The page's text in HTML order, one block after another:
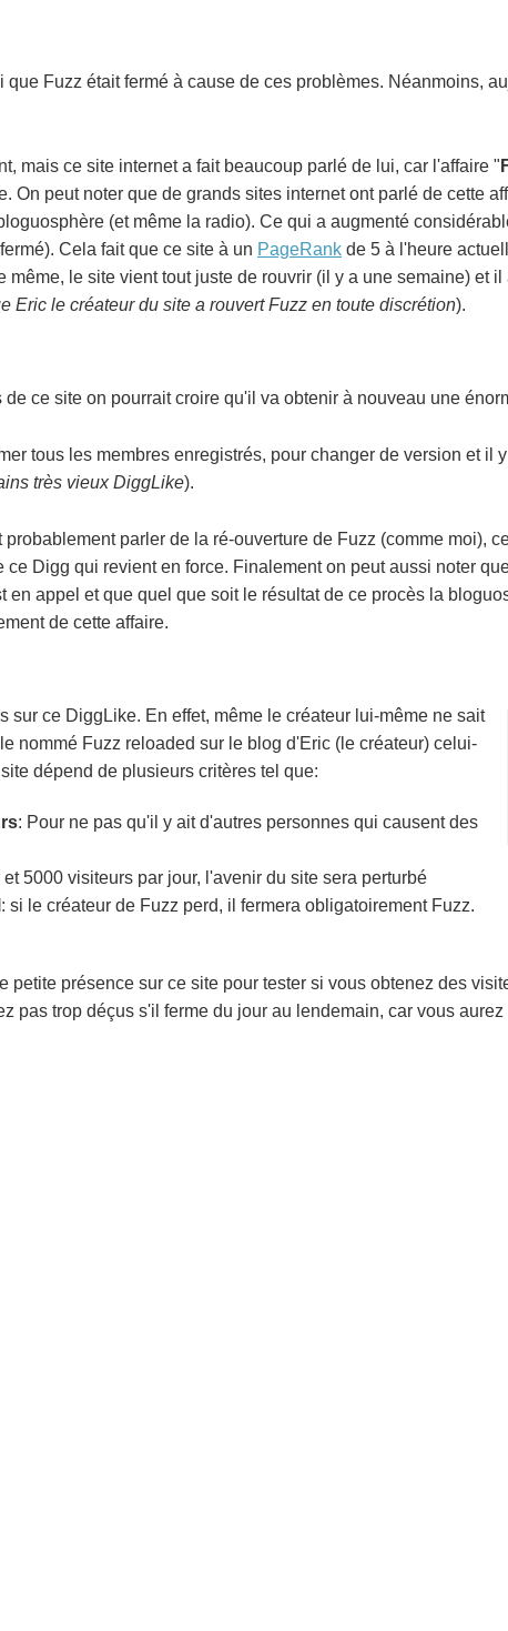
Fuzz était fermé à cause de ces problèmes. Néanmoins,
mais ce site internet a fait beaucoup parlé de lui, car l'affaire "
On peut noter que de grands sites internet ont parlé de cette
(et même la radio). Ce qui a augmenté
Cela fait que ce site à un PageRank de 5 à l'heure
même, le site vient tout juste de rouvrir (il y a une semaine) et il
Eric le créateur du site a rouvert Fuzz en toute discrétion).
ce site on pourrait croire qu'il va obtenir à nouveau une
tous les membres enregistrés, pour changer de version et il
très vieux DiggLike).
parler de la ré-ouverture de Fuzz (comme moi),
Digg qui revient en force. Finalement on peut aussi noter
en appel et que quel que soit le résultat de ce procès la
de cette affaire.
sur ce DiggLike. En effet, même le créateur lui-même ne sait
nommé Fuzz reloaded sur le blog d'Eric (le créateur) celui-
dépend de plusieurs critères tel que:
: Pour ne pas qu'il y ait d'autres personnes qui causent des
5000 visiteurs par jour, l'avenir du site sera perturbé
: si le créateur de Fuzz perd, il fermera obligatoirement Fuzz.
petite présence sur ce site pour tester si vous obtenez des
pas trop déçus s'il ferme du jour au lendemain, car vous aurez